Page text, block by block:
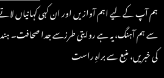
ہم آپ کے لیے اہم آوازیں اور ان کہی کہانیاں
سے ہم آہنگ، یہ ہے روایتی طرزسے جدا صحافت۔
کی خبریں، منبع سے براہِ راست